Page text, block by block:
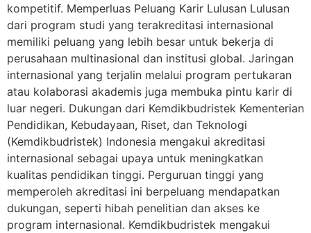
kompetitif. Memperluas Peluang Karir Lulusan Lulusan
dari program studi yang terakreditasi internasional
memiliki peluang yang lebih besar untuk bekerja di
perusahaan multinasional dan institusi global. Jaringan
internasional yang terjalin melalui program pertukaran
atau kolaborasi akademis juga membuka pintu karir di
luar negeri. Dukungan dari Kemdikbudristek Kementerian
Pendidikan, Kebudayaan, Riset, dan Teknologi
(Kemdikbudristek) Indonesia mengakui akreditasi
internasional sebagai upaya untuk meningkatkan
kualitas pendidikan tinggi. Perguruan tinggi yang
memperoleh akreditasi ini berpeluang mendapatkan
dukungan, seperti hibah penelitian dan akses ke
program internasional. Kemdikbudristek mengakui